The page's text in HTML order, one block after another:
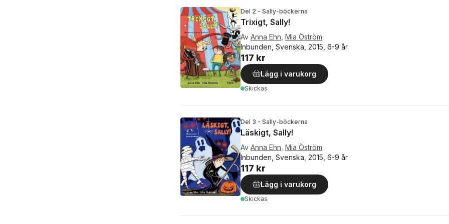
Del 2 - Sally-böckerna
Trixigt, Sally!
Av Anna Ehn Mia Öström
Inbunden, Svenska, 2015, 6-9 år
117 kr
Lägg i varukorg
Skickas
Del 3 - Sally-böckerna
Läskigt, Sally!
Av Anna Ehn Mia Öström
Inbunden, Svenska, 2015, 6-9 år
117 kr
Lägg i varukorg
Skickas